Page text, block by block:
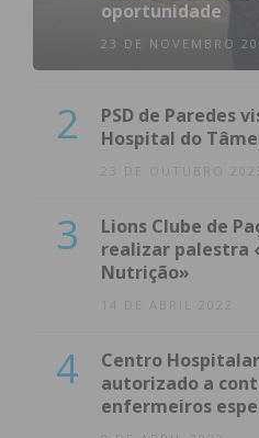
oportunidade
23 DE NOVEMBRO
2
PSD de Paredes
Hospital do
23 DE OUTUBRO 2023
3
Lions Clube de
realizar palestra
Nutrição»
14 DE ABRIL 2022
4
Centro
autorizado a
enfermeiros